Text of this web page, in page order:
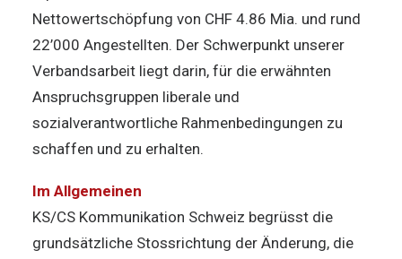
Nettowertschöpfung von CHF 4.86 Mia. und rund
22’000 Angestellten. Der Schwerpunkt unserer
Verbandsarbeit liegt darin, für die erwähnten
Anspruchsgruppen liberale und
sozialverantwortliche Rahmenbedingungen zu
schaffen und zu erhalten.
Im Allgemeinen
KS/CS Kommunikation Schweiz begrüsst die
grundsätzliche Stossrichtung der Änderung, die